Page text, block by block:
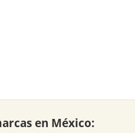
en México: